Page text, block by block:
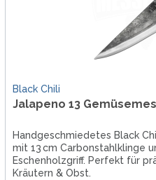
Black Chili
Jalapeno 13
Handgeschmiedetes Black
mit 13 cm Carbonstahlklinge
Eschenholzgriff. Perfekt für
Kräutern & Obst.